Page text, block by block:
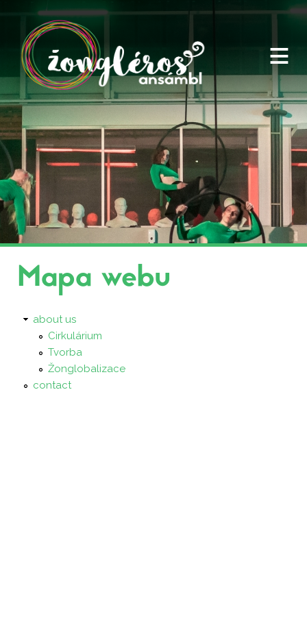
≡
Mapa webu
about us
Cirkulárium
Tvorba
Žonglobalizace
contact